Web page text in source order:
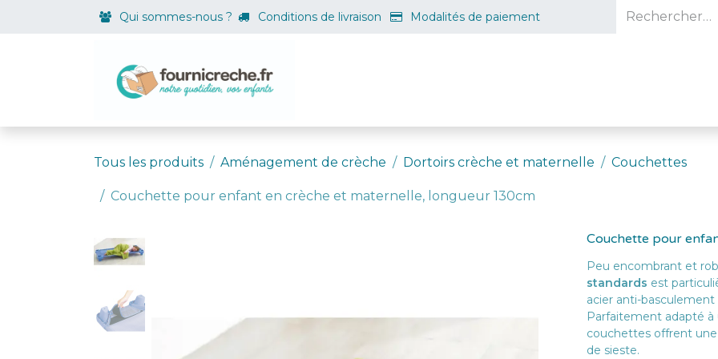
Se rendre au contenuQui sommes-nous ? Conditions de livraison Modalités de paiement
Tous les produits Aménagement de crèche Dortoirs crèche et maternelle Couchettes
Couchette pour enfant en crèche et maternelle, longueur 130cm
Couchette pour
Peu encombrant et
standards est
acier anti-
Parfaitement adapté
couchettes offrent
de sieste.